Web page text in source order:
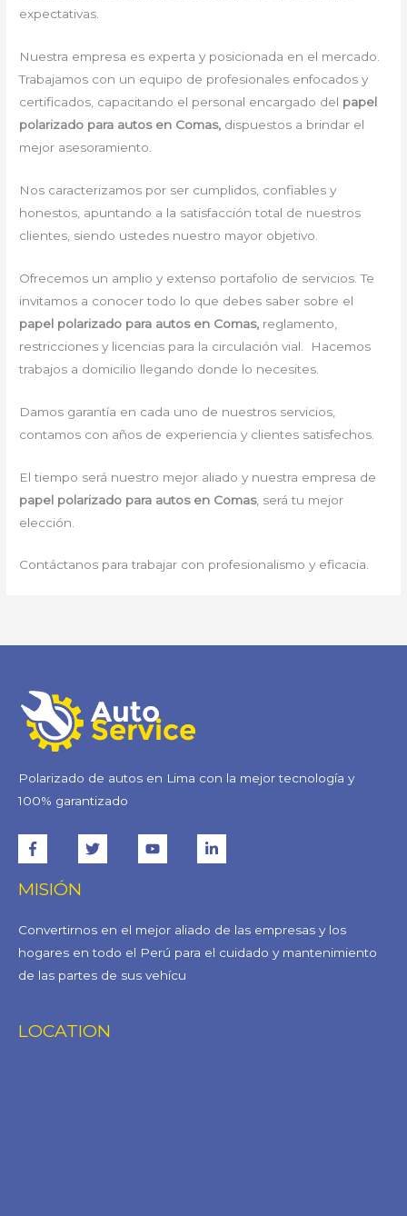
expectativas.
Nuestra empresa es experta y posicionada en el mercado.
Trabajamos con un equipo de profesionales enfocados y
certificados, capacitando el personal encargado del papel
polarizado para autos en Comas, dispuestos a brindar el
mejor asesoramiento.
Nos caracterizamos por ser cumplidos, confiables y
honestos, apuntando a la satisfacción total de nuestros
clientes, siendo ustedes nuestro mayor objetivo.
Ofrecemos un amplio y extenso portafolio de servicios. Te
invitamos a conocer todo lo que debes saber sobre el
papel polarizado para autos en Comas, reglamento,
restricciones y licencias para la circulación vial. Hacemos
trabajos a domicilio llegando donde lo necesites.
Damos garantía en cada uno de nuestros servicios,
contamos con años de experiencia y clientes satisfechos.
El tiempo será nuestro mejor aliado y nuestra empresa de
papel polarizado para autos en Comas, será tu mejor
elección.
Contáctanos para trabajar con profesionalismo y eficacia.
Polarizado de autos en Lima con la mejor tecnología y
100% garantizado
MISIÓN
Convertirnos en el mejor aliado de las empresas y los
hogares en todo el Perú para el cuidado y mantenimiento
de las partes de sus vehícu
LOCATION